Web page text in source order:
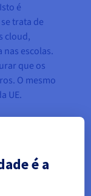
é
trata de
cloud,
escolas.
que os
O mesmo
UE.
é a